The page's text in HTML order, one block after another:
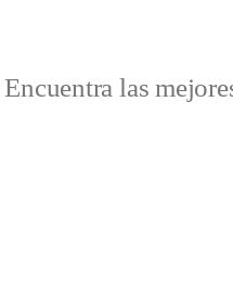
Encuentra las